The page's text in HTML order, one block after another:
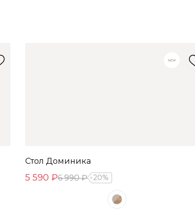
Стол Доминика
5 590 ₽6 990 ₽ 20%